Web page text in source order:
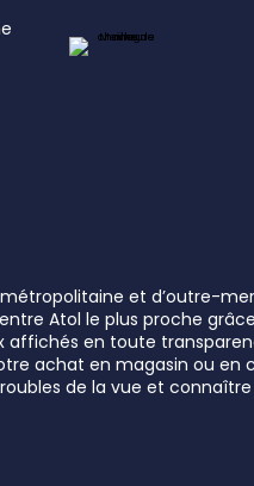
et d’outre-
Atol le plus proche
affichés en toute
achat en magasin ou en
de la vue et connaître